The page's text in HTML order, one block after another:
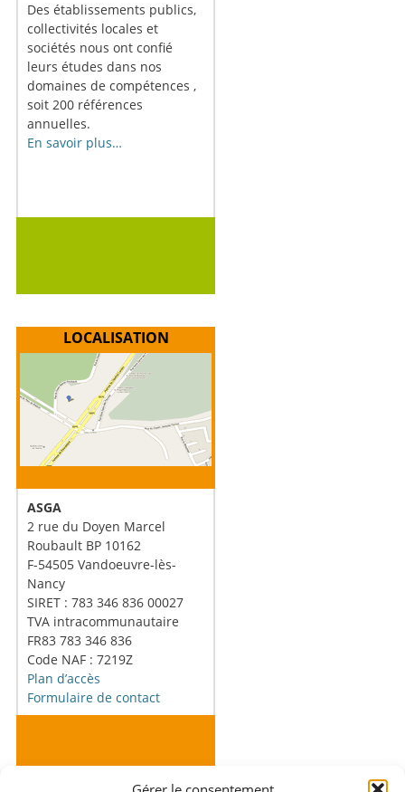
Des établissements publics,
collectivités locales et
sociétés nous ont confié
leurs études dans nos
domaines de compétences ,
soit 200 références
annuelles.
En savoir plus…
LOCALISATION
ASGA
2 rue du Doyen Marcel
Roubault BP 10162
F-54505 Vandoeuvre-lès-
Nancy
SIRET : 783 346 836 00027
TVA intracommunautaire
FR83 783 346 836
Code NAF : 7219Z
Plan d’accès
Formulaire de contact